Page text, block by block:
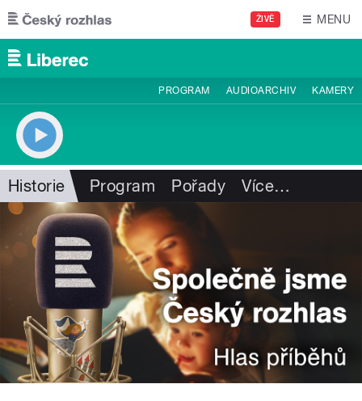
Přejít k hlavnímu obsahu
ŽIVĚ MENU
PROGRAM AUDIOARCHIV KAMERY
Historie Program Pořady Více…